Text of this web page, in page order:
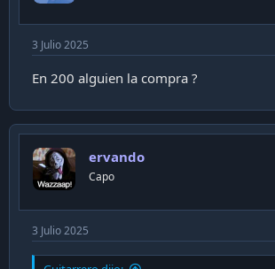
3 Julio 2025
En 200 alguien la compra ?
ervando
Capo
3 Julio 2025